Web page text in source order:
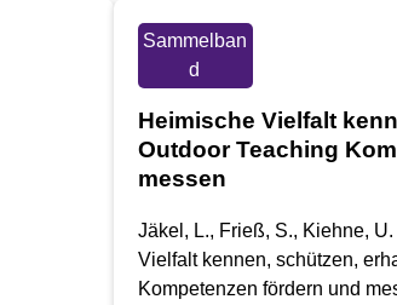
Sammelban
d
Heimische Vielfalt
Outdoor Teaching
messen
Jäkel, L., Frieß, S., Kiehne,
Vielfalt kennen, schützen,
Kompetenzen fördern und